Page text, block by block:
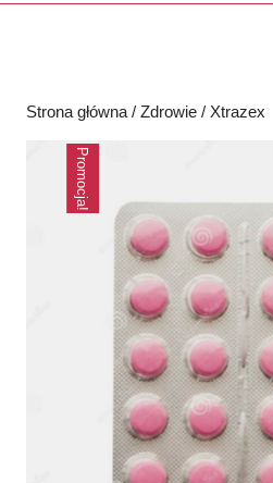
Strona główna / Zdrowie / Xtrazex
Promocja!